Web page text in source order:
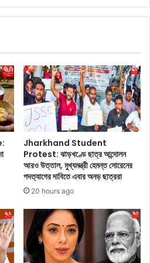
Jharkhand Student
Protest: ঝাড়খণ্ডে ছাত্র আন্দোলন
আরও উত্তাল, মুখ্যমন্ত্রী হেমন্ত সোরেনের
পদত্যাগের দাবিতে এবার অনড় ছাত্ররা
20 hours ago